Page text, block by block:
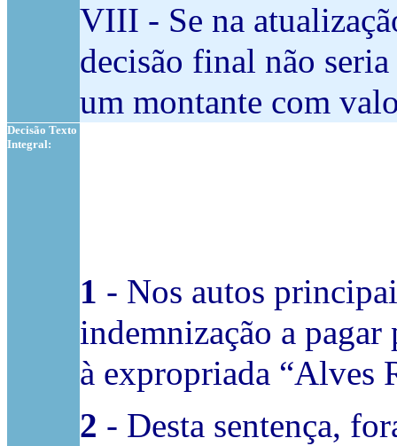
VIII - Se na
decisão final não
um montante com
Decisão Texto
Integral:
1 - Nos autos
indemnização a
à expropriada “Alves
2 - Desta sentença,